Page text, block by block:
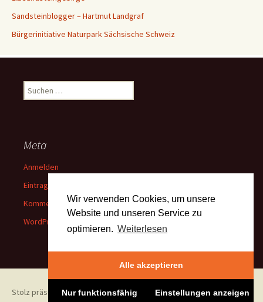
Wir verwenden Cookies, um unsere
Website und unseren Service zu
optimieren. Weiterlesen
Alle akzeptieren
Nur funktionsfähig Einstellungen anzeigen
Sandsteinblogger – Hartmut Landgraf
Bürgerinitiative Naturpark Sächsische Schweiz
Suchen
nach:
Meta
Anmelden
Eintrags-Feed
Kommentar-Feed
WordPress.org
Stolz präsentiert von WordPress